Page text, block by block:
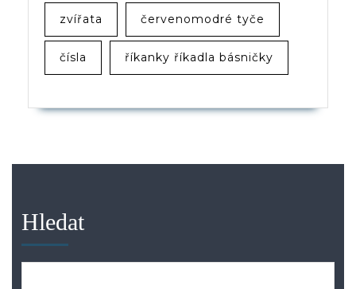
zvířata červenomodré tyče
čísla říkanky říkadla básničky
Hledat